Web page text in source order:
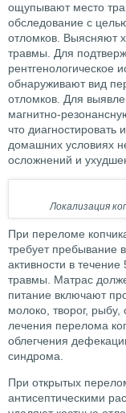
ощупывают место
обследование с
отломков. Выясняют
травмы. Для
рентгенологическое
обнаруживают вид
отломков. Для
магнитно-
что диагностировать
домашних условиях
осложнений и
Локализация
При переломе
требует пребывание
активности в
травмы. Матрас
питание включают
молоко, творог,
лечения перелома
облегчения
синдрома.
При открытых
антисептическими